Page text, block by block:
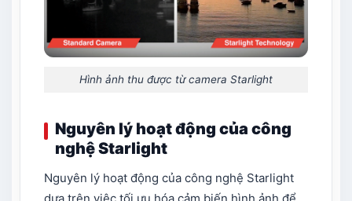
Hình ảnh thu được từ camera Starlight
Nguyên lý hoạt động của công
nghệ Starlight
Nguyên lý hoạt động của công nghệ Starlight